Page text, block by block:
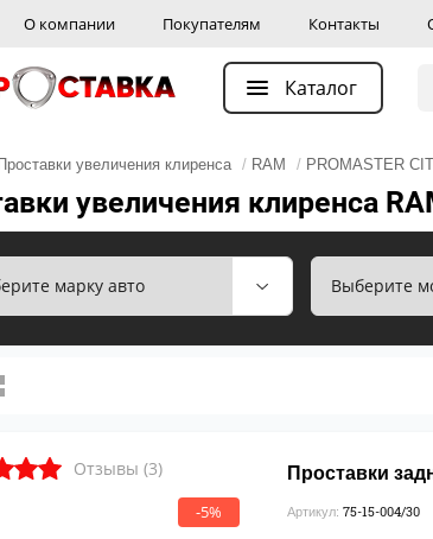
О компании Покупателям Контакты
Каталог
Проставки увеличения клиренса / RAM / PROMASTER
увеличения клиренса
Отзывы (3)
-5%
Проставки
Артикул: 75-15-004/30